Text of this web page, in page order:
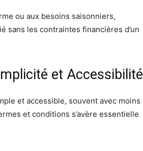
ou aux besoins saisonniers,
sans les contraintes financières d’un
et Accessibilité
et accessible, souvent avec moins
et conditions s’avère essentielle